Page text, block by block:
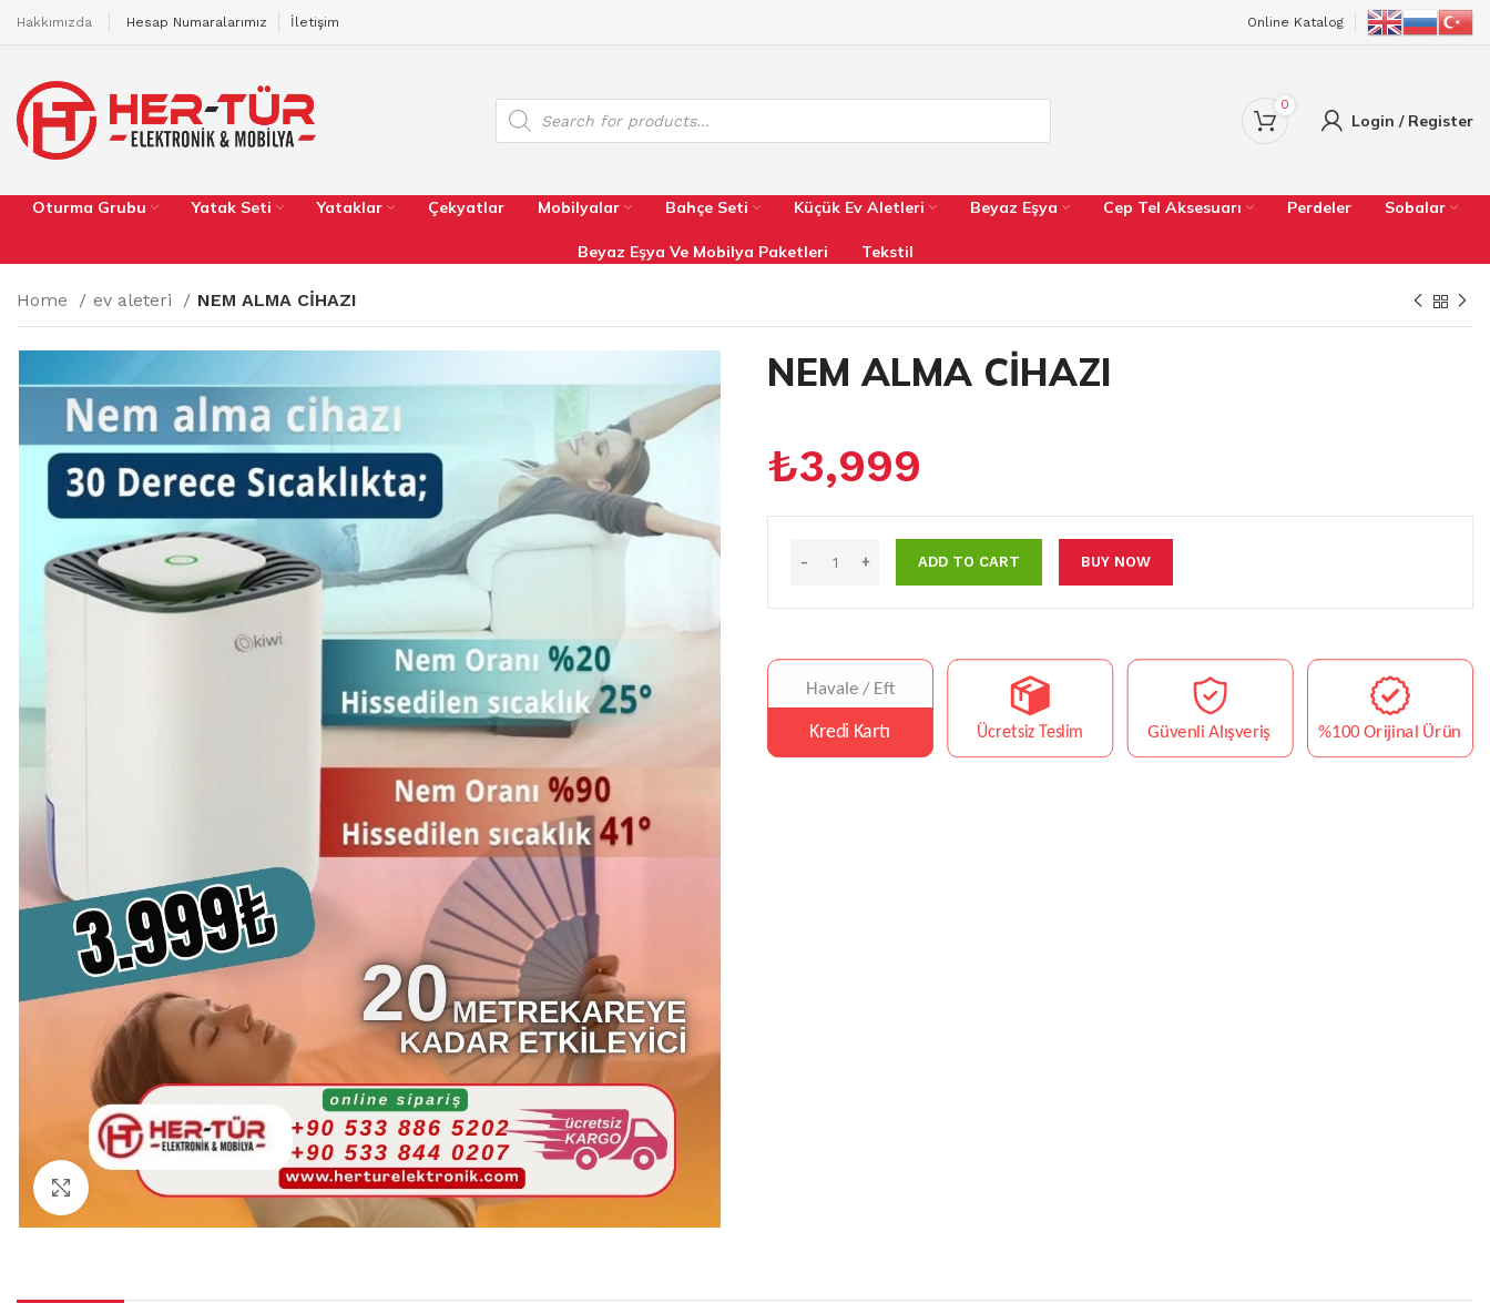
Hakkımızda Hesap Numaralarımız İletişim Online Katalog
0
Login / Register
Oturma Grubu Yatak Seti Yataklar Çekyatlar Mobilyalar Bahçe Seti Küçük Ev Aletleri Beyaz Eşya Cep Tel Aksesuarı Perdeler Sobalar
Beyaz Eşya Ve Mobilya Paketleri Tekstil
Home ev aleteri NEM ALMA CİHAZI
Click to enlarge
NEM ALMA CİHAZI
₺3,999
ADD TO CART BUY NOW